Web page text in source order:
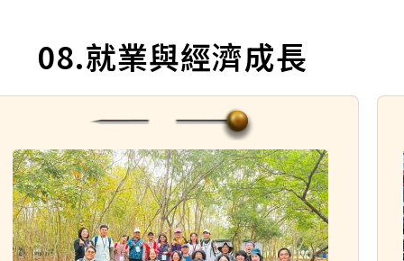
08.就業與經濟成長